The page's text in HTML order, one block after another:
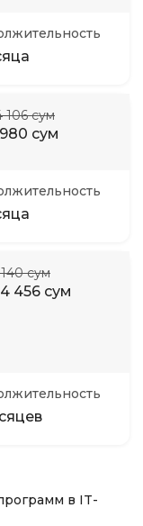
106 сум
сум
сум
456 сум
в IT-